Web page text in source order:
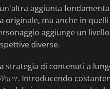
aggiunta
originale, ma anche in
aggiunge un
diverse.
strategia di contenuti a
. Introducendo